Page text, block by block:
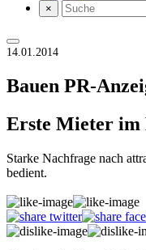
×
14.01.2014
Bauen PR-
Erste Mieter im
Starke Nachfrage nach
bedient.